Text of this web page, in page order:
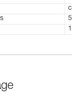
1